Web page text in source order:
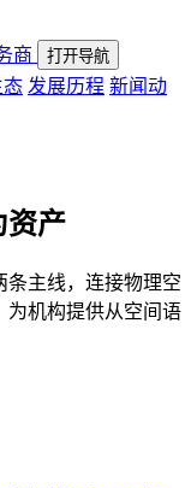
商
打开导航
态 发展历程 新闻动
资产
条主线，连接物理空
为机构提供从空间语